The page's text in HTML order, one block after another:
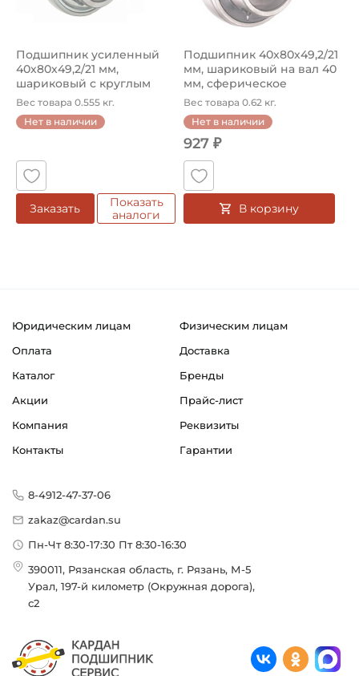
Подшипник усиленный
40х80х49,2/21 мм,
шариковый с круглым
отверстием на...
Вес товара 0.555 кг.
Нет в наличии
Заказать
Показать
аналоги
Подшипник 40х80х49,2/21
мм, шариковый на вал 40
мм, сферическое
наружно...
Вес товара 0.62 кг.
Нет в наличии
927 ₽
В корзину
Юридическим лицам
Физическим лицам
Оплата
Доставка
Каталог
Бренды
Акции
Прайс-лист
Компания
Реквизиты
Контакты
Гарантии
8-4912-47-37-06
zakaz@cardan.su
Пн-Чт 8:30-17:30 Пт 8:30-16:30
390011, Рязанская область, г. Рязань, М-5
Урал, 197-й километр (Окружная дорога),
с2